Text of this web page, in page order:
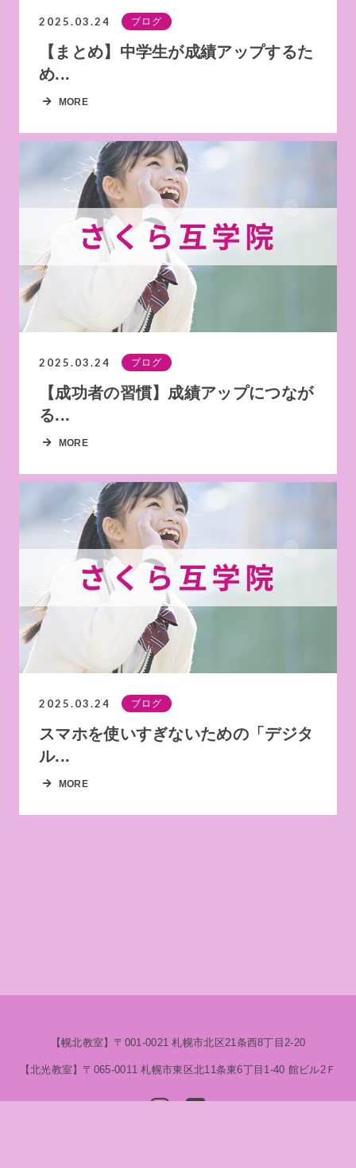
2025.03.24 ブログ
【まとめ】中学生が成績アップするた
め...
MORE
2025.03.24 ブログ
【成功者の習慣】成績アップにつなが
る...
MORE
2025.03.24 ブログ
スマホを使いすぎないための「デジタ
ル...
MORE
【幌北教室】​〒001-0021 札幌市北区21条西8丁目2-20
【北光教室】〒065-0011 札幌市東区北11条東6丁目1-40 ​館ビル2Ｆ